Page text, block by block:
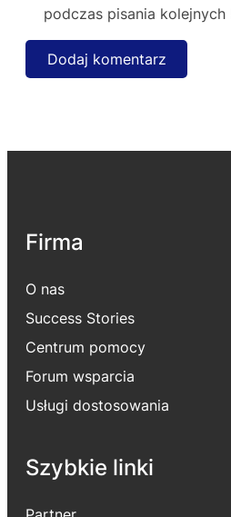
podczas pisania kolejnych
Firma
O nas
Success Stories
Centrum pomocy
Forum wsparcia
Usługi dostosowania
Szybkie linki